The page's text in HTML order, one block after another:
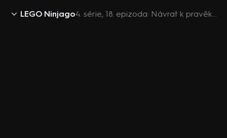
LEGO Ninjago 4. série, 18. epizoda: Návrat k pravěkému oku